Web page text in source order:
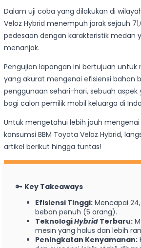
Dalam uji coba yang dilakukan di
Veloz Hybrid menempuh jarak sejauh
pedesaan dengan karakteristik medan
menanjak.
Pengujian lapangan ini bertujuan
yang akurat mengenai efisiensi bahan
penggunaan sehari-hari, sebuah aspek
bagi calon pemilik mobil keluarga di
Untuk mengetahui lebih jauh
konsumsi BBM Toyota Veloz Hybrid,
artikel berikut hingga tuntas!
🔑 Key Takeaways
Efisiensi Tinggi: Mencapai
beban penuh (5 orang).
TeknologiHybrid Terbaru:
mesin yang halus dan lebih
Peningkatan Kenyamanan: